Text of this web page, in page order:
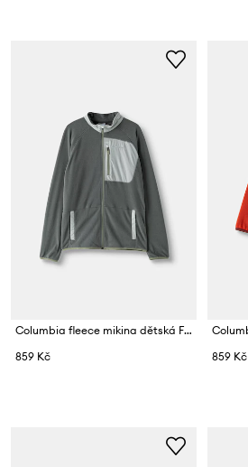
Columbia fleece mikina dětská Fast Trek
859 Kč
859 Kč